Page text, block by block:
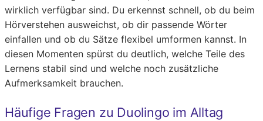
wirklich verfügbar sind. Du erkennst schnell, ob du beim
Hörverstehen ausweichst, ob dir passende Wörter
einfallen und ob du Sätze flexibel umformen kannst. In
diesen Momenten spürst du deutlich, welche Teile des
Lernens stabil sind und welche noch zusätzliche
Aufmerksamkeit brauchen.
Häufige Fragen zu Duolingo im Alltag